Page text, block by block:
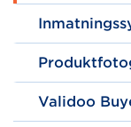
Validoo